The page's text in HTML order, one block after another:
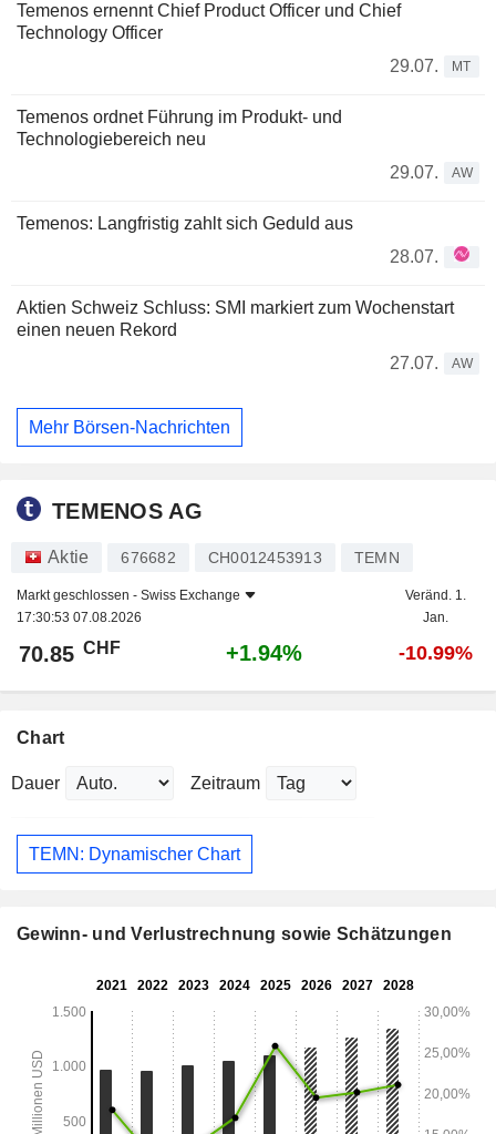
Temenos ernennt Chief Product Officer und Chief
Technology Officer
29.07.
MT
Temenos ordnet Führung im Produkt- und
Technologiebereich neu
29.07.
AW
Temenos: Langfristig zahlt sich Geduld aus
28.07.
Aktien Schweiz Schluss: SMI markiert zum Wochenstart
einen neuen Rekord
27.07.
AW
Mehr Börsen-Nachrichten
TEMENOS AG
Aktie 676682 CH0012453913 TEMN
Markt geschlossen - Swiss Exchange
17:30:53 07.08.2026
Veränd. 1.
Jan.
70.85 CHF +1.94% -10.99%
Chart
Dauer Zeitraum
TEMN: Dynamischer Chart
Gewinn- und Verlustrechnung sowie Schätzungen